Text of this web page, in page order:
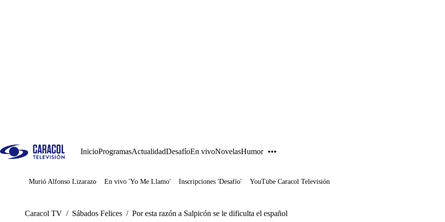
InicioProgramasActualidadDesafíoEn vivoNovelasHumor
Juegos
Murió Alfonso Lizarazo En vivo 'Yo Me Llamo' Inscripciones 'Desafío' YouTube Caracol Televisión
Caracol TV / Sábados Felices / Por esta razón a Salpicón se le dificulta el español